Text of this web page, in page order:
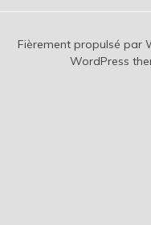
Fièrement propulsé par
WordPress